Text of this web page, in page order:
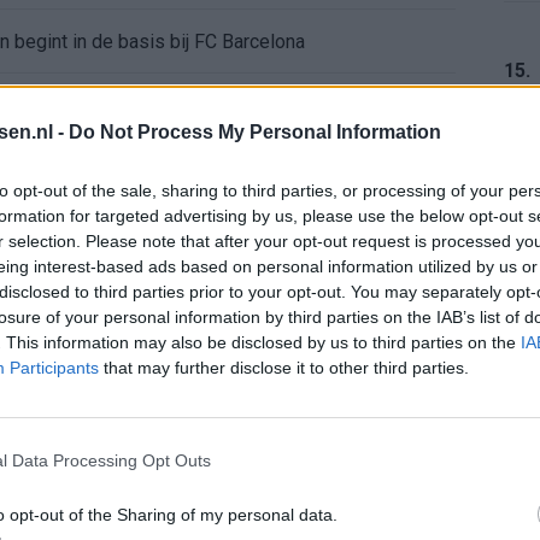
- Do Not Process My Personal Information
opt-out of the sale, sharing to third parties, or processing of your
for targeted advertising by us, please use the below opt-out
selection. Please note that after your opt-out request is processed
interest-based ads based on personal information utilized by us
to third parties prior to your opt-out. You may separately
of your personal information by third parties on the IAB’s list of
This information may also be disclosed by us to third parties on the
Participants that may further disclose it to other third parties.
Data Processing Opt Outs
opt-out of the Sharing of my personal data.
begint in de basis bij FC Barcelona
Abdellah Ouazane met Lionel Messi
na ruime zege op Vojvodina
naar Ajax - Vojvodina
van der Vaart en Sylvie Meis door de jaren heen
Ajax en FC Twente in Europa
"Kampioen met Jong Ajax"
geschiedenis met rode kaart in WK-finale
15.
16.
17.